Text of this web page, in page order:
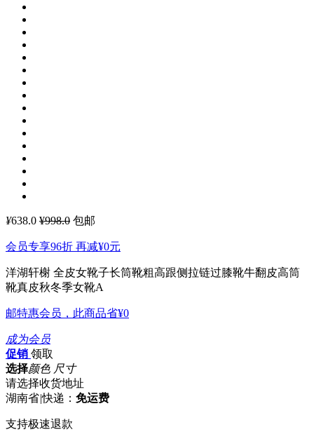
¥638.0 ¥998.0 包邮
会员专享96折 再减¥0元
洋湖轩榭 全皮女靴子长筒靴粗高跟侧拉链过膝靴牛翻皮高筒
靴真皮秋冬季女靴A
邮特惠会员，此商品省¥0
成为会员
促销 领取
选择颜色 尺寸
请选择收货地址
湖南省|快递： 免运费
支持极速退款